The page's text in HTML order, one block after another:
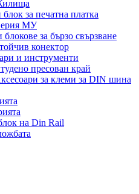
за печатна платка
МУ
за бързо свързване
конектор
и инструменти
пресован край
за клеми за DIN шина
на Din Rail